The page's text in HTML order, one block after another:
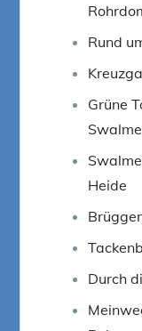
Rund
Grüne
Heide
Durch